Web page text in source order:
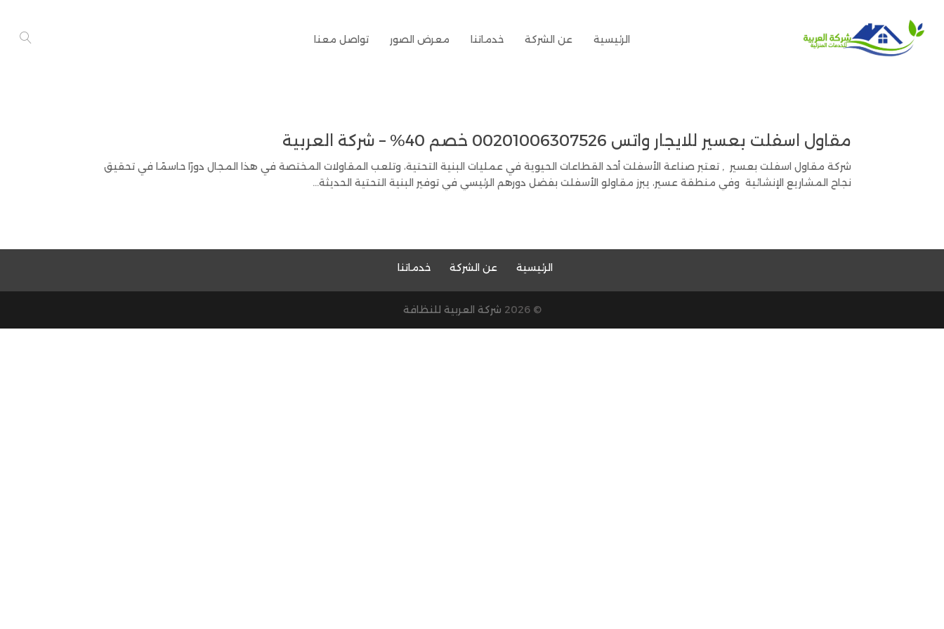
الرئيسية عن الشركة خدماتنا معرض الصور تواصل معنا
مقاول اسفلت بعسير للايجار واتس 00201006307526 خصم 40% – شركة العربية
شركة مقاول اسفلت بعسير , تعتبر صناعة الأسفلت أحد القطاعات الحيوية في عمليات البنية التحتية، وتلعب المقاولات المختصة في هذا المجال دورًا حاسمًا في تحقيق
نجاح المشاريع الإنشائية وفي منطقة عسير، يبرز مقاولو الأسفلت بفضل دورهم الرئيسي في توفير البنية التحتية الحديثة...
الرئيسية عن الشركة خدماتنا
© 2026 شركة العربية للنظافة